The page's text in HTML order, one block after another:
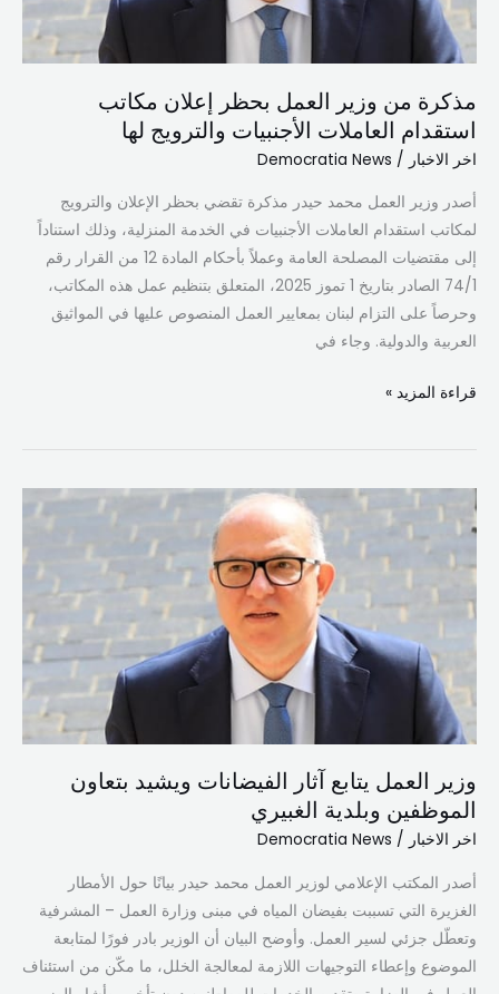
مذكرة من وزير العمل بحظر إعلان مكاتب
استقدام العاملات الأجنبيات والترويج لها
اخر الاخبار /
Democratia News
أصدر وزير العمل محمد حيدر مذكرة تقضي بحظر الإعلان والترويج
لمكاتب استقدام العاملات الأجنبيات في الخدمة المنزلية، وذلك استناداً
إلى مقتضيات المصلحة العامة وعملاً بأحكام المادة 12 من القرار رقم
74/1 الصادر بتاريخ 1 تموز 2025، المتعلق بتنظيم عمل هذه المكاتب،
وحرصاً على التزام لبنان بمعايير العمل المنصوص عليها في المواثيق
العربية والدولية. وجاء في
استقدام
العاملات
والترويج
لها
قراءة المزيد »
وزير العمل يتابع آثار الفيضانات ويشيد بتعاون
الموظفين وبلدية الغبيري
اخر الاخبار /
Democratia News
أصدر المكتب الإعلامي لوزير العمل محمد حيدر بيانًا حول الأمطار
الغزيرة التي تسببت بفيضان المياه في مبنى وزارة العمل – المشرفية
وتعطّل جزئي لسير العمل. وأوضح البيان أن الوزير بادر فورًا لمتابعة
الموضوع وإعطاء التوجيهات اللازمة لمعالجة الخلل، ما مكّن من استئناف
وزير
العمل
يتابع
آثار
الفيضانات
ويشيد
بتعاون
الموظفين
وبلدية